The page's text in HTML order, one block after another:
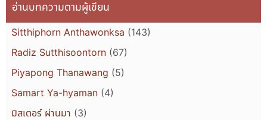
อ่านบทความตามผู้เขียน
Sitthiphorn Anthawonksa (143)
Radiz Sutthisoontorn (67)
Piyapong Thanawang (5)
Samart Ya-hyaman (4)
มิสเตอร์ ผ่านมา (3)